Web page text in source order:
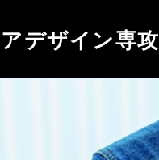
デザイン専攻